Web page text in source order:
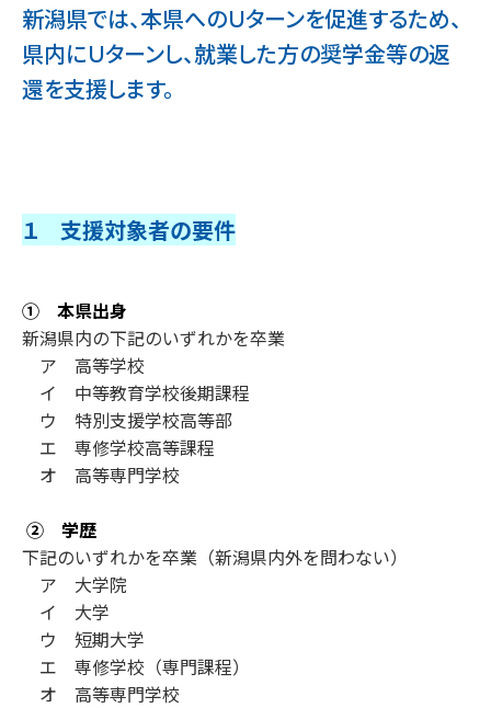
新潟県では、本県へのＵターンを促進するため、
県内にＵターンし、就業した方の奨学金等の返
還を支援します。
１ 支援対象者の要件
① 本県出身
新潟県内の下記のいずれかを卒業
ア 高等学校
イ 中等教育学校後期課程
ウ 特別支援学校高等部
エ 専修学校高等課程
オ 高等専門学校
② 学歴
下記のいずれかを卒業（新潟県内外を問わない）
ア 大学院
イ 大学
ウ 短期大学
エ 専修学校（専門課程）
オ 高等専門学校